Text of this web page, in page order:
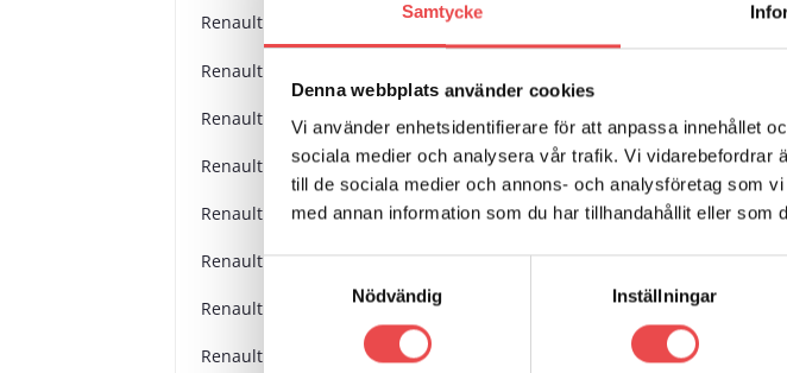
Samtycke
Denna webbplats använder cookies
Vi använder enhetsidentifierare för att anpassa innehållet
sociala medier och analysera vår trafik. Vi vidarebefordrar
till de sociala medier och annons- och analysföretag som
med annan information som du har tillhandahållit eller
Nödvändig
Inställningar
Renault 5 MK1 (1972-1986)
Renault 5 MK2 (1985-1995)
Renault 9 (1981-1989)
Renault 11 (1984-1994)
Renault 19 INC 16 V (1988-1996)
Renault Alpine GTA/A610 (1984-1991)
Renault Clio I INC 16V & Williams (1990-1998)
Renault Clio II INC 172 &182 (1998-2005)